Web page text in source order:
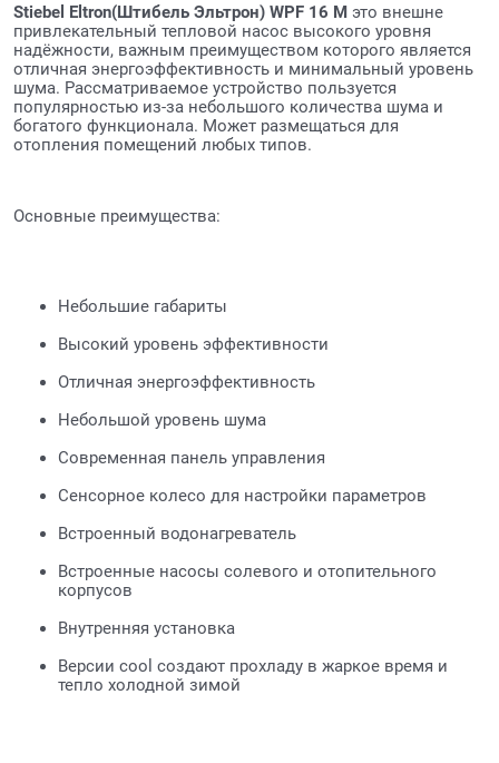
Stiebel Eltron(Штибель Эльтрон) WPF 16 M это внешне
привлекательный тепловой насос высокого уровня
надёжности, важным преимуществом которого является
отличная энергоэффективность и минимальный уровень
шума. Рассматриваемое устройство пользуется
популярностью из-за небольшого количества шума и
богатого функционала. Может размещаться для
отопления помещений любых типов.
Основные преимущества:
Небольшие габариты
Высокий уровень эффективности
Отличная энергоэффективность
Небольшой уровень шума
Современная панель управления
Сенсорное колесо для настройки параметров
Встроенный водонагреватель
Встроенные насосы солевого и отопительного
корпусов
Внутренняя установка
Версии cool создают прохладу в жаркое время и
тепло холодной зимой